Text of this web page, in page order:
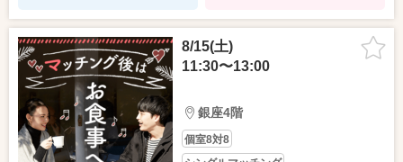
8/15(土)
11:30〜13:00
銀座4階
個室8対8